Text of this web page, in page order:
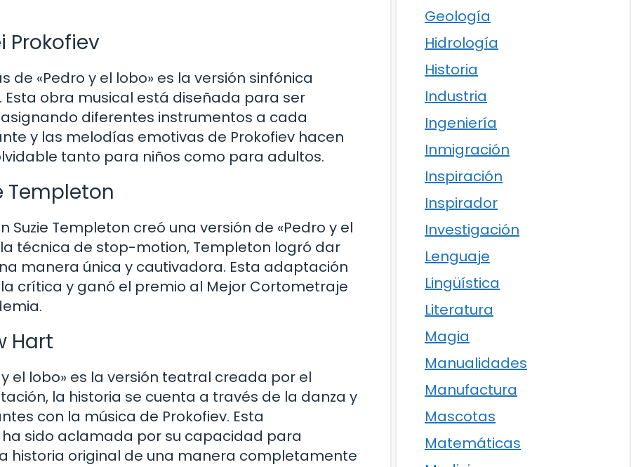
Prokofiev
«Pedro y el lobo» es la versión sinfónica
Esta obra musical está diseñada para ser
diferentes instrumentos a cada
y las melodías emotivas de Prokofiev hacen
tanto para niños como para adultos.
Templeton
Suzie Templeton creó una versión de «Pedro y el
técnica de stop-motion, Templeton logró dar
manera única y cautivadora. Esta adaptación
crítica y ganó el premio al Mejor Cortometraje
Hart
el lobo» es la versión teatral creada por el
la historia se cuenta a través de la danza y
con la música de Prokofiev. Esta
sido aclamada por su capacidad para
historia original de una manera completamente
Geología
Hidrología
Historia
Industria
Ingeniería
Inmigración
Inspiración
Inspirador
Investigación
Lenguaje
Lingüística
Literatura
Magia
Manualidades
Manufactura
Mascotas
Matemáticas